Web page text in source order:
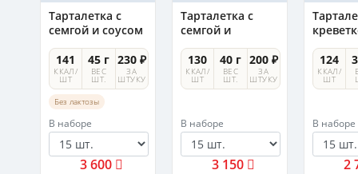
Тарталетка с
семгой и соусом
гуакамоле
141
ККАЛ/
ШТ
45 г
ВЕС
ШТ.
230 ₽
ЗА
ШТУКУ
Без лактозы
В наборе
3 600
Тарталетка с
семгой и
сливочным
сыром
130
ККАЛ/
ШТ
40 г
ВЕС
ШТ.
200 ₽
ЗА
ШТУКУ
В наборе
3 150
и
124
ККАЛ/
ШТ
В наборе
2